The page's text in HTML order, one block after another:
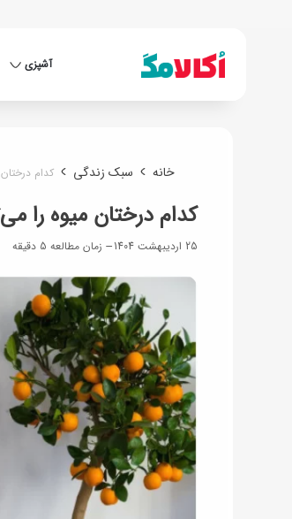
آشپزی
خانه سبک زندگی کدام
کدام درختان میوه را
25 اردیبهشت 1404 زمان مطالعه 5 دقیقه